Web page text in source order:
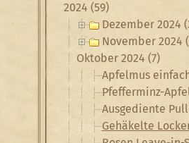
2024 (59)
Dezember 2024
November 2024
Oktober 2024 (7)
Apfelmus
Pfefferminz-
Ausgediente
Gehäkelte